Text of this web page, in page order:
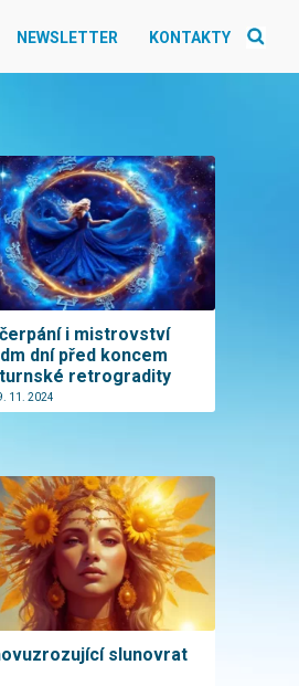
NEWSLETTER KONTAKTY
i mistrovství
dní před koncem
retrogradity
11. 2024
slunovrat